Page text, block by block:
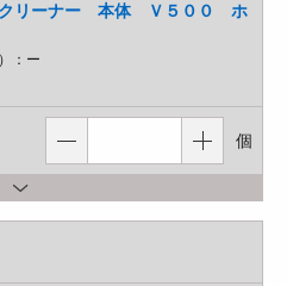
クリーナー 本体 Ｖ５００ ホ
： ー
個